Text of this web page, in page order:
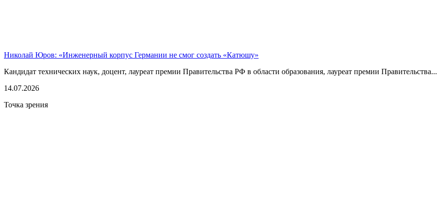
Николай Юров: «Инженерный корпус Германии не смог создать «Катюшу»
Кандидат технических наук, доцент, лауреат премии Правительства РФ в области образования, лауреат премии Правительства...
14.07.2026
Точка зрения